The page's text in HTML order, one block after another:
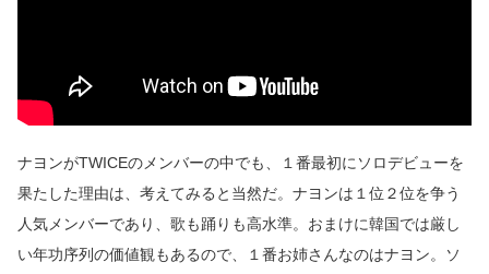
ナヨンがTWICEのメンバーの中でも、１番最初にソロデビューを
果たした理由は、考えてみると当然だ。ナヨンは１位２位を争う
人気メンバーであり、歌も踊りも高水準。おまけに韓国では厳し
い年功序列の価値観もあるので、１番お姉さんなのはナヨン。ソ